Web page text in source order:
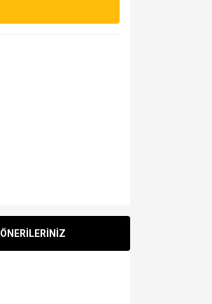
ÖNERİLERİNİZ